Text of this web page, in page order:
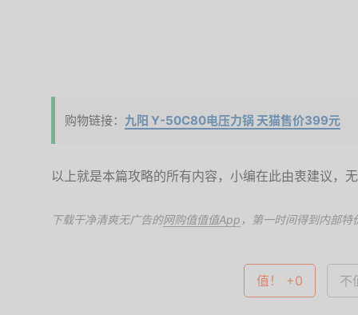
购物链接： 九阳 Y-50C80电压力锅 天猫售价399元
以上就是本篇攻略的所有内容，小编在此由衷建议，
下载干净清爽无广告的网购值值值App ，第一时间得到内部特
值！ +0 不